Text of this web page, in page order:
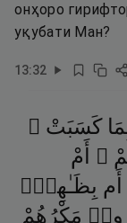
онҳоро
уқубати Ман?
13:32
كَسَبَتْ ۗ
أَمْ
أَم بِظَـٰهِرٍۢ
مَكْرُهُمْ